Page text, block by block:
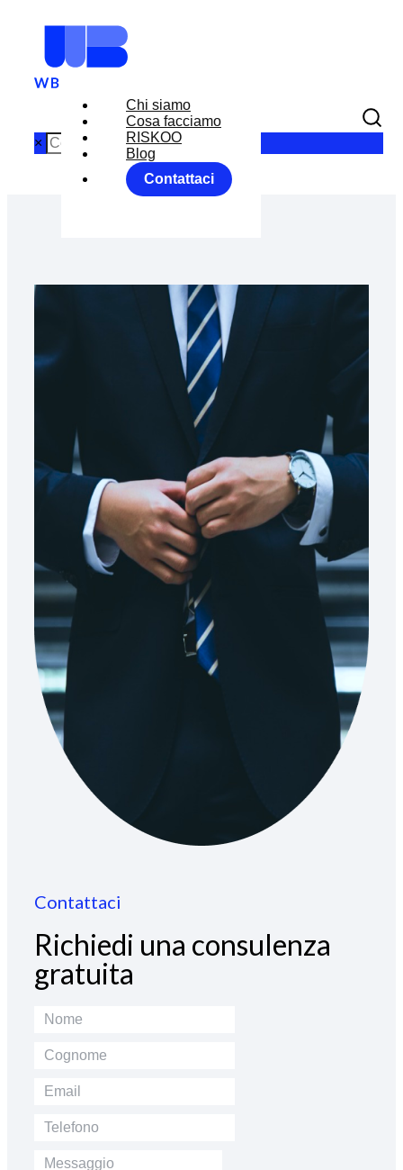
Chi siamo
Cosa facciamo
RISKOO
Blog
Contattaci
×
Contattaci
Richiedi una consulenza
gratuita